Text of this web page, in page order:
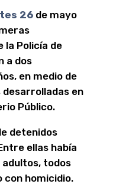
26 de mayo
la Policía de
a dos
en medio de
en
Público.
detenidos
ellas había
todos
con homicidio.